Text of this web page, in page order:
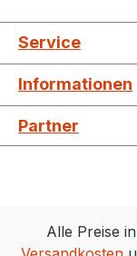
Service
Informationen
Partner
Alle Preise